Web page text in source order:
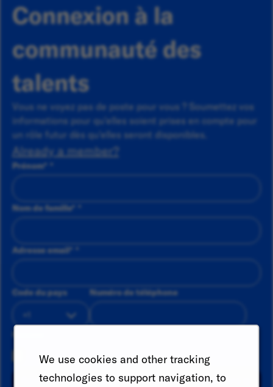
We use cookies and other tracking
technologies to support navigation, to
Connexion à la
communauté des
talents
Vous ne voyez pas de poste pour vous ? Soumettez vos
informations pour qu'elles soient prises en compte pour
un rôle futur dès qu'elles seront disponibles.
Already a member?
Prénom*
Nom de famille*
Adresse email*
Code du pays Numéro de téléphone
Recherchez une catégorie et sélectionnez-la dans la